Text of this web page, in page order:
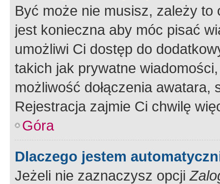
Być może nie musisz, zależy
jest konieczna aby móc pisać
umożliwi Ci dostęp do
takich jak prywatne
możliwość dołączenia
Rejestracja zajmie Ci chwilę
Góra
Dlaczego jestem
Jeżeli nie zaznaczysz opcji